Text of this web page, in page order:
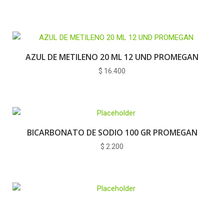
AZUL DE METILENO 20 ML 12 UND PROMEGAN
$ 16.400
BICARBONATO DE SODIO 100 GR PROMEGAN
$ 2.200